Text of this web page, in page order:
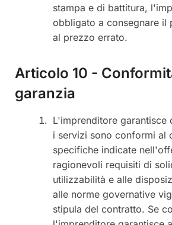
stampa e di battitura,
obbligato a consegnare il
al prezzo errato.
Articolo 10 -
garanzia
L'imprenditore garantisce
i servizi sono conformi al
specifiche indicate
ragionevoli requisiti di
utilizzabilità e alle
alle norme governative
stipula del contratto. Se